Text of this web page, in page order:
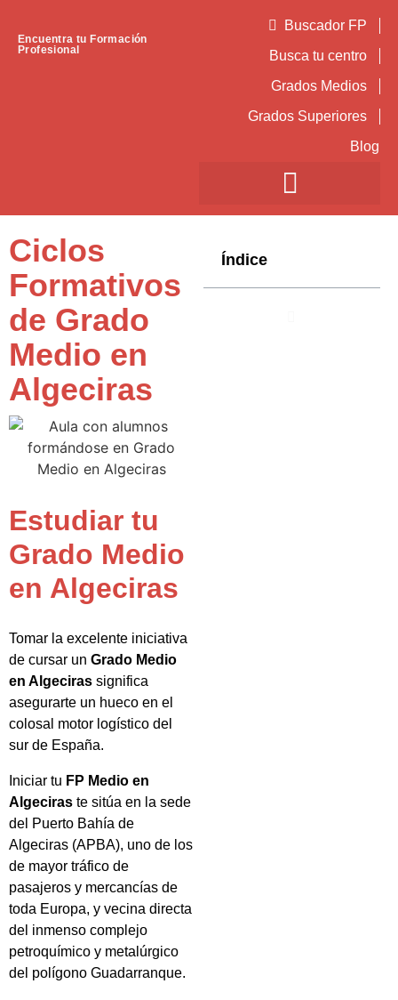
Encuentra tu Formación
Profesional
Buscador FP
Busca tu centro
Grados Medios
Grados Superiores
Blog
Ciclos
Formativos
de Grado
Medio en
Algeciras
Estudiar tu
Grado Medio
en Algeciras
Tomar la excelente iniciativa
de cursar un Grado Medio
en Algeciras significa
asegurarte un hueco en el
colosal motor logístico del
sur de España.
Iniciar tu FP Medio en
Algeciras te sitúa en la sede
del Puerto Bahía de
Algeciras (APBA), uno de los
de mayor tráfico de
pasajeros y mercancías de
toda Europa, y vecina directa
del inmenso complejo
petroquímico y metalúrgico
del polígono Guadarranque.
Índice